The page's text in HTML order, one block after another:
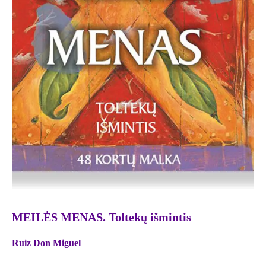
MEILĖS MENAS. Toltekų išmintis
Ruiz Don Miguel